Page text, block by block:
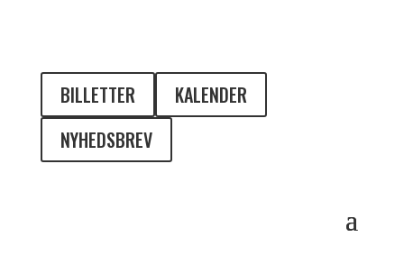
BILLETTER
KALENDER
NYHEDSBREV